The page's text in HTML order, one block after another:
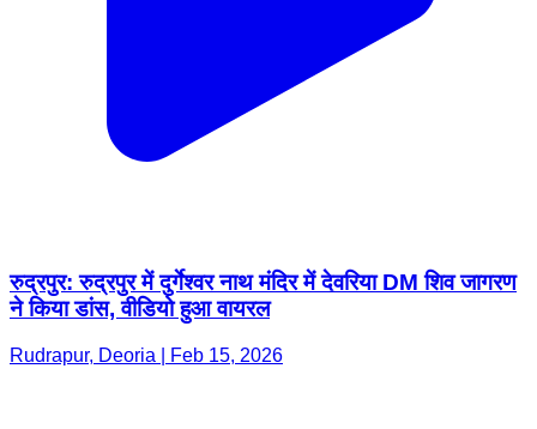
रुद्रपुर: रुद्रपुर में दुर्गेश्वर नाथ मंदिर में देवरिया DM शिव जागरण
ने किया डांस, वीडियो हुआ वायरल